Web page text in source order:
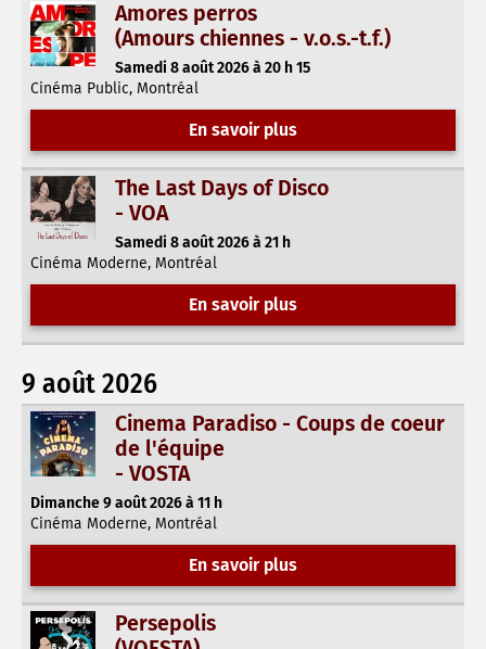
Amores perros
(Amours chiennes - v.o.s.-t.f.)
Samedi 8 août 2026 à 20 h 15
Cinéma Public, Montréal
En savoir plus
The Last Days of Disco
- VOA
Samedi 8 août 2026 à 21 h
Cinéma Moderne, Montréal
En savoir plus
9 août 2026
Cinema Paradiso - Coups de coeur
de l'équipe
- VOSTA
Dimanche 9 août 2026 à 11 h
Cinéma Moderne, Montréal
En savoir plus
Persepolis